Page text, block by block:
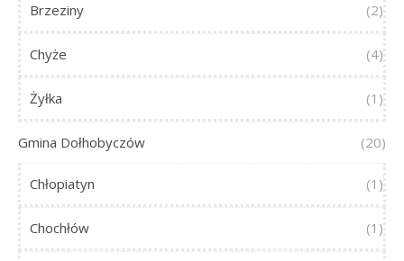
Brzeziny (2)
Chyże (4)
Żyłka (1)
Gmina Dołhobyczów (20)
Chłopiatyn (1)
Chochłów (1)